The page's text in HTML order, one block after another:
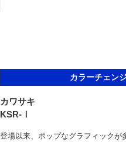
カラーチェン
カワサキ
KSR-Ⅰ
登場以来、ポップなグラフィックが